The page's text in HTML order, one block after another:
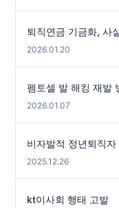
퇴직연금 기금화, 사
2026.01.20
펨토셀 발 해킹 재발
2026.01.07
비자발적 정년퇴직
2025.12.26
kt이사회 행태 고발